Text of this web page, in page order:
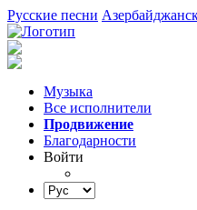
Русские песни
Музыка
Все исполнители
Продвижение
Благодарности
Войти